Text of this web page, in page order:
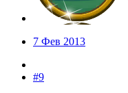
7 Фев 2013
#9